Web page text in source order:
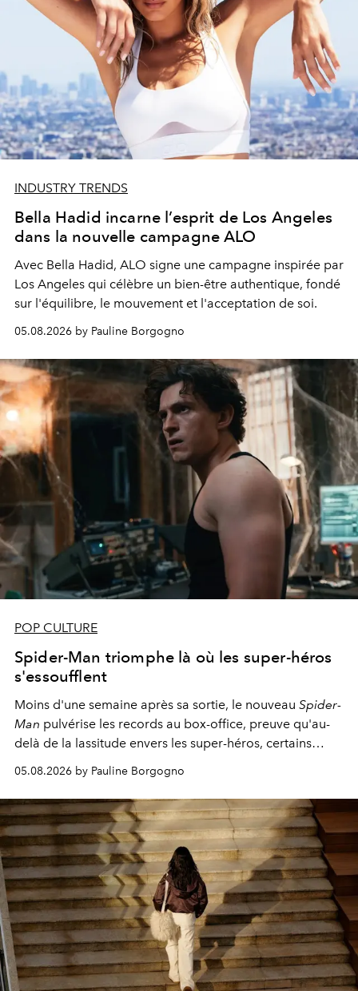
INDUSTRY TRENDS
Bella Hadid incarne l’esprit de Los Angeles
dans la nouvelle campagne ALO
Avec Bella Hadid, ALO signe une campagne inspirée par
Los Angeles qui célèbre un bien-être authentique, fondé
sur l'équilibre, le mouvement et l'acceptation de soi.
05.08.2026 by Pauline Borgogno
POP CULTURE
Spider-Man triomphe là où les super-héros
s'essoufflent
Moins d'une semaine après sa sortie, le nouveau Spider-
Man pulvérise les records au box-office, preuve qu'au-
delà de la lassitude envers les super-héros, certains
personnages continuent de susciter une ferveur intacte.
05.08.2026 by Pauline Borgogno